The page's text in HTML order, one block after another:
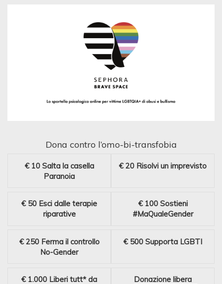
Dona contro l’omo-bi-transfobia
€ 10 Salta la casella
Paranoia
€ 20 Risolvi un imprevisto
€ 50 Esci dalle terapie
riparative
€ 100 Sostieni
#MaQualeGender
€ 250 Ferma il controllo
No-Gender
€ 500 Supporta LGBTI
€ 1.000 Liberi tutt* da
Donazione libera